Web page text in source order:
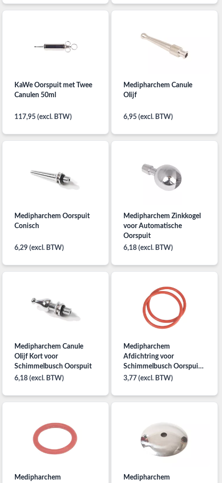
KaWe Oorspuit met Twee
Canulen 50ml
117,95 (excl. BTW)
Medipharchem Canule
Olijf
6,95 (excl. BTW)
Medipharchem Oorspuit
Conisch
6,29 (excl. BTW)
Medipharchem Zinkkogel
voor Automatische
Oorspuit
6,18 (excl. BTW)
Medipharchem Canule
Olijf Kort voor
Schimmelbusch Oorspuit
6,18 (excl. BTW)
Medipharchem
Afdichtring voor
Schimmelbusch Oorspuit
100ml
3,77 (excl. BTW)
Medipharchem
Medipharchem